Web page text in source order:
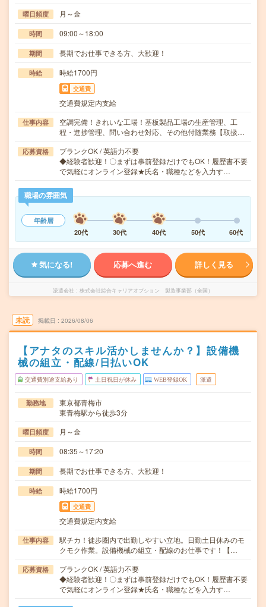
曜日頻度 月～金
時間 09:00～18:00
期間 長期でお仕事できる方、大歓迎！
時給 時給1700円
交通費
交通費規定内支給
仕事内容
空調完備！きれいな工場！基板製品工場の生産管理、工
程・進捗管理、問い合わせ対応、その他付随業務【取扱…
応募資格
ブランクOK / 英語力不要
◆経験者歓迎！〇まずは事前登録だけでもOK！履歴書不要
で気軽にオンライン登録★氏名・職種などを入力す…
職場の雰囲気
年齢層
20代
30代 40代 50代 60代
気になる! 応募へ進む 詳しく見る
派遣会社 株式会社綜合キャリアオプション 製造事業部（全国）
未読 掲載日 2026/08/06
【アナタのスキル活かしませんか？】設備機
械の組立・配線/日払いOK
交通費別途支給あり 土日祝日が休み WEB登録OK 派遣
勤務地
東京都青梅市
東青梅駅から徒歩3分
曜日頻度 月～金
時間 08:35～17:20
期間 長期でお仕事できる方、大歓迎！
時給 時給1700円
交通費
交通費規定内支給
仕事内容
駅チカ！徒歩圏内で出勤しやすい立地。日勤土日休みのモ
クモク作業。設備機械の組立・配線のお仕事です！【…
応募資格
ブランクOK / 英語力不要
◆経験者歓迎！〇まずは事前登録だけでもOK！履歴書不要
で気軽にオンライン登録★氏名・職種などを入力す…